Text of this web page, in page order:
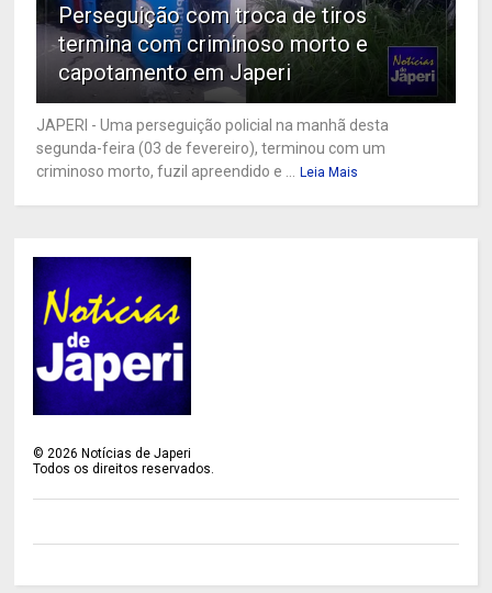
Perseguição com troca de tiros
termina com criminoso morto e
capotamento em Japeri
JAPERI - Uma perseguição policial na manhã desta
segunda-feira (03 de fevereiro), terminou com um
criminoso morto, fuzil apreendido e ...
Leia Mais
©2026 Notícias de Japeri
Todos os direitos reservados.